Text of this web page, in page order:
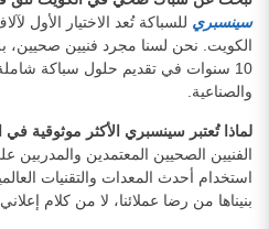
سينسبري للسباكة تُعد الاختيار الأول
الكويت. نحن لسنا مجرد فنيين
10 سنوات في تقديم حلول سباكة
والصناعية.
لماذا تُعتبر سينسبري الأكثر موثوقية في
الفنيين الصحيين المعتمدين والمدربين
استخدام أحدث المعدات والتقنيات
بنيناها من رضا عملائنا، لا من كلام إعلاني.